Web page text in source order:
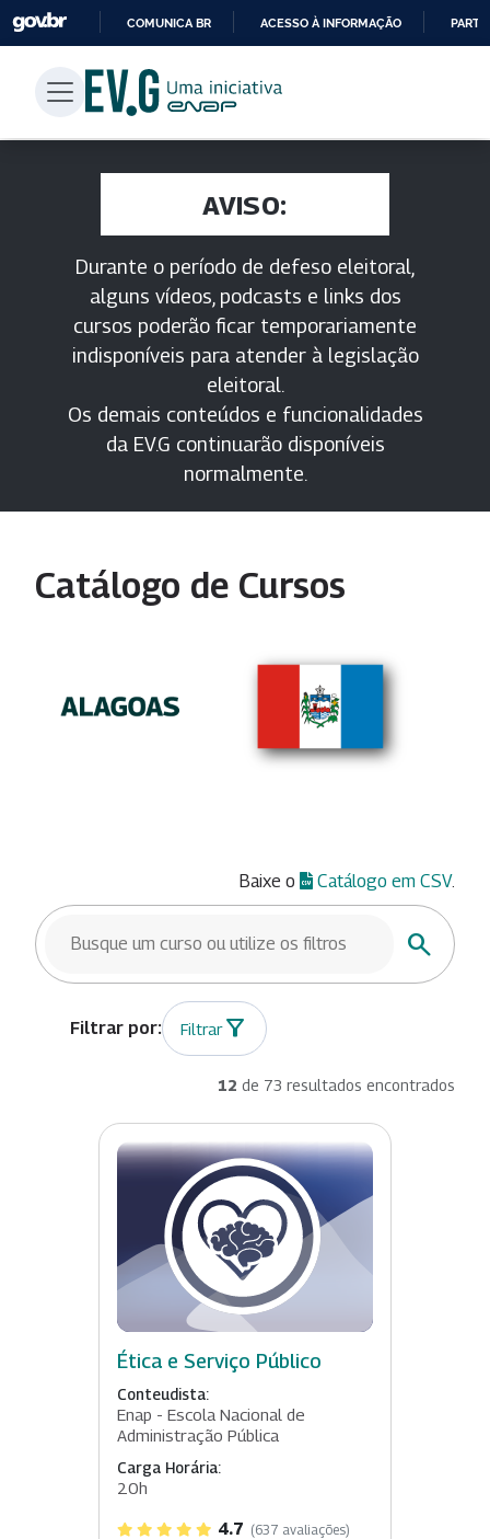
PARA
CONTEÚDO
COMUNICA BR ACESSO À INFORMAÇÃO
AVISO:
Durante o período de defeso eleitoral,
alguns vídeos, podcasts e links dos
cursos poderão ficar temporariamente
indisponíveis para atender à legislação
eleitoral.
Os demais conteúdos e funcionalidades
da EV.G continuarão disponíveis
normalmente.
Catálogo de Cursos
Baixe o Catálogo em CSV.
BUSCAR CURSOS
Buscar
Filtrar
12 de 73 resultados encontrados
Ética e Serviço Público
Conteudista:
Enap - Escola Nacional de
Administração Pública
Carga Horária:
20h
4.7 (637 avaliações)